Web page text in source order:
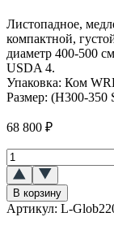
Листопадное,
компактной,
диаметр 400-500
USDA 4.
Упаковка: Ком
Размер: (H300-350
68 800 ₽
Количество
товара
Клен
остролистный
Глобозум
В корзину
Артикул: L-